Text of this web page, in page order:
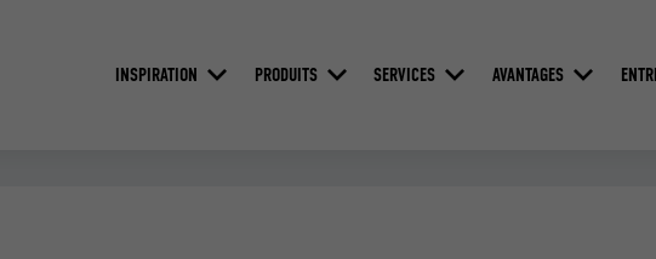
INSPIRATION PRODUITS SERVICES AVANTAGES